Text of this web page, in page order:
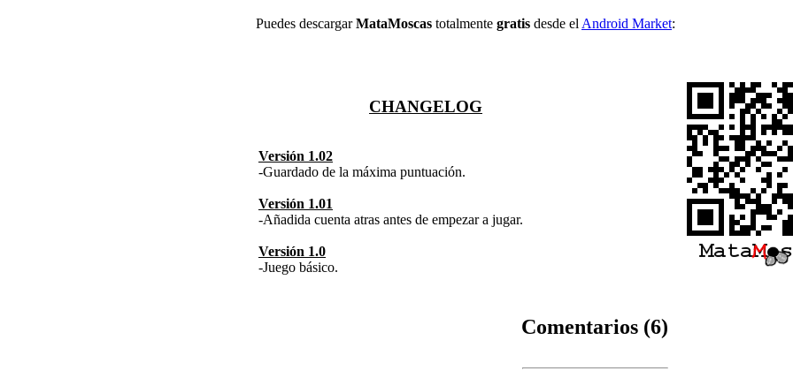
Puedes descargarMataMoscas totalmente gratis desde el Android Market:
CHANGELOG
Versión 1.02
-Guardado de la máxima puntuación.
Versión 1.01
-Añadida cuenta atras antes de empezar a jugar.
Versión 1.0
-Juego básico.
Comentarios (6)